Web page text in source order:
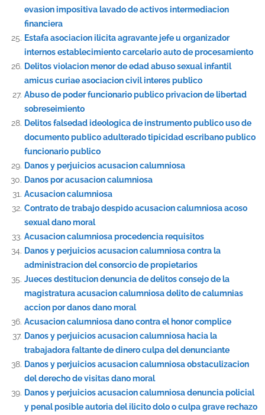
evasion impositiva lavado de activos intermediacion
financiera
Estafa asociacion ilicita agravante jefe u organizador
internos establecimiento carcelario auto de procesamiento
Delitos violacion menor de edad abuso sexual infantil
amicus curiae asociacion civil interes publico
Abuso de poder funcionario publico privacion de libertad
sobreseimiento
Delitos falsedad ideologica de instrumento publico uso de
documento publico adulterado tipicidad escribano publico
funcionario publico
Danos y perjuicios acusacion calumniosa
Danos por acusacion calumniosa
Acusacion calumniosa
Contrato de trabajo despido acusacion calumniosa acoso
sexual dano moral
Acusacion calumniosa procedencia requisitos
Danos y perjuicios acusacion calumniosa contra la
administracion del consorcio de propietarios
Jueces destitucion denuncia de delitos consejo de la
magistratura acusacion calumniosa delito de calumnias
accion por danos dano moral
Acusacion calumniosa dano contra el honor complice
Danos y perjuicios acusacion calumniosa hacia la
trabajadora faltante de dinero culpa del denunciante
Danos y perjuicios acusacion calumniosa obstaculizacion
del derecho de visitas dano moral
Danos y perjuicios acusacion calumniosa denuncia policial
y penal posible autoria del ilicito dolo o culpa grave rechazo